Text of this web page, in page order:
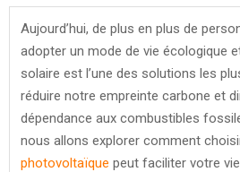
Aujourd’hui, de plus en plus de
adopter un mode de vie écologique
solaire est l’une des solutions les
réduire notre empreinte carbone et
dépendance aux combustibles
nous allons explorer comment
photovoltaïque peut faciliter votre